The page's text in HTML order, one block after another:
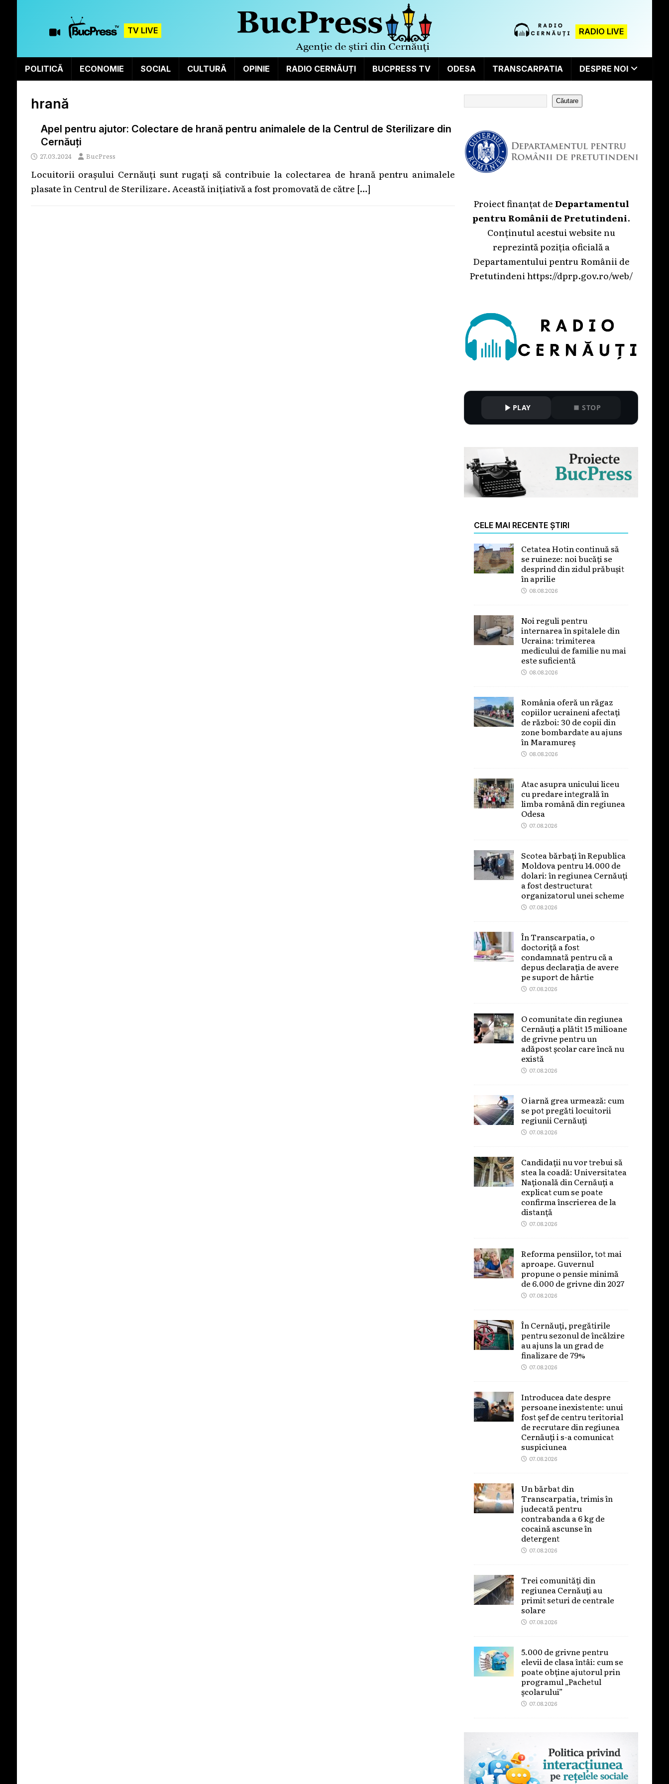
TV LIVE RADIO LIVE
POLITICĂ ECONOMIE SOCIAL CULTURĂ OPINIE RADIO CERNĂUȚI BUCPRESS TV ODESA TRANSCARPATIA DESPRE NOI
hrană
Apel pentru ajutor: Colectare de hrană pentru animalele de la Centrul de Sterilizare din
Cernăuți
27.03.2024 BucPress
Locuitorii orașului Cernăuți sunt rugați să contribuie la colectarea de hrană pentru animalele
plasate în Centrul de Sterilizare. Această inițiativă a fost promovată de către […]
Căutare
Proiect finanțat deDepartamentul
pentru Românii de Pretutindeni.
Conținutul acestui website nu
reprezintă poziția oficială a
Departamentului pentru Românii de
Pretutindenihttps://dprp.gov.ro/web/
PLAY STOP
CELE MAI RECENTE ȘTIRI
Cetatea Hotin continuă să
se ruineze: noi bucăți se
desprind din zidul prăbușit
în aprilie
08.08.2026
Noi reguli pentru
internarea în spitalele din
Ucraina: trimiterea
medicului de familie nu mai
este suficientă
08.08.2026
România oferă un răgaz
copiilor ucraineni afectați
de război: 30 de copii din
zone bombardate au ajuns
în Maramureș
08.08.2026
Atac asupra unicului liceu
cu predare integrală în
limba română din regiunea
Odesa
07.08.2026
Scotea bărbați în Republica
Moldova pentru 14.000 de
dolari: în regiunea Cernăuți
a fost destructurat
organizatorul unei scheme
07.08.2026
În Transcarpatia, o
doctoriță a fost
condamnată pentru că a
depus declarația de avere
pe suport de hârtie
07.08.2026
O comunitate din regiunea
Cernăuți a plătit 15 milioane
de grivne pentru un
adăpost școlar care încă nu
există
07.08.2026
O iarnă grea urmează: cum
se pot pregăti locuitorii
regiunii Cernăuți
07.08.2026
Candidații nu vor trebui să
stea la coadă: Universitatea
Națională din Cernăuți a
explicat cum se poate
confirma înscrierea de la
distanță
07.08.2026
Reforma pensiilor, tot mai
aproape. Guvernul
propune o pensie minimă
de 6.000 de grivne din 2027
07.08.2026
În Cernăuți, pregătirile
pentru sezonul de încălzire
au ajuns la un grad de
finalizare de 79%
07.08.2026
Introducea date despre
persoane inexistente: unui
fost șef de centru teritorial
de recrutare din regiunea
Cernăuți i s-a comunicat
suspiciunea
07.08.2026
Un bărbat din
Transcarpatia, trimis în
judecată pentru
contrabanda a 6 kg de
cocaină ascunse în
detergent
07.08.2026
Trei comunități din
regiunea Cernăuți au
primit seturi de centrale
solare
07.08.2026
5.000 de grivne pentru
elevii de clasa întâi: cum se
poate obține ajutorul prin
programul „Pachetul
școlarului”
07.08.2026